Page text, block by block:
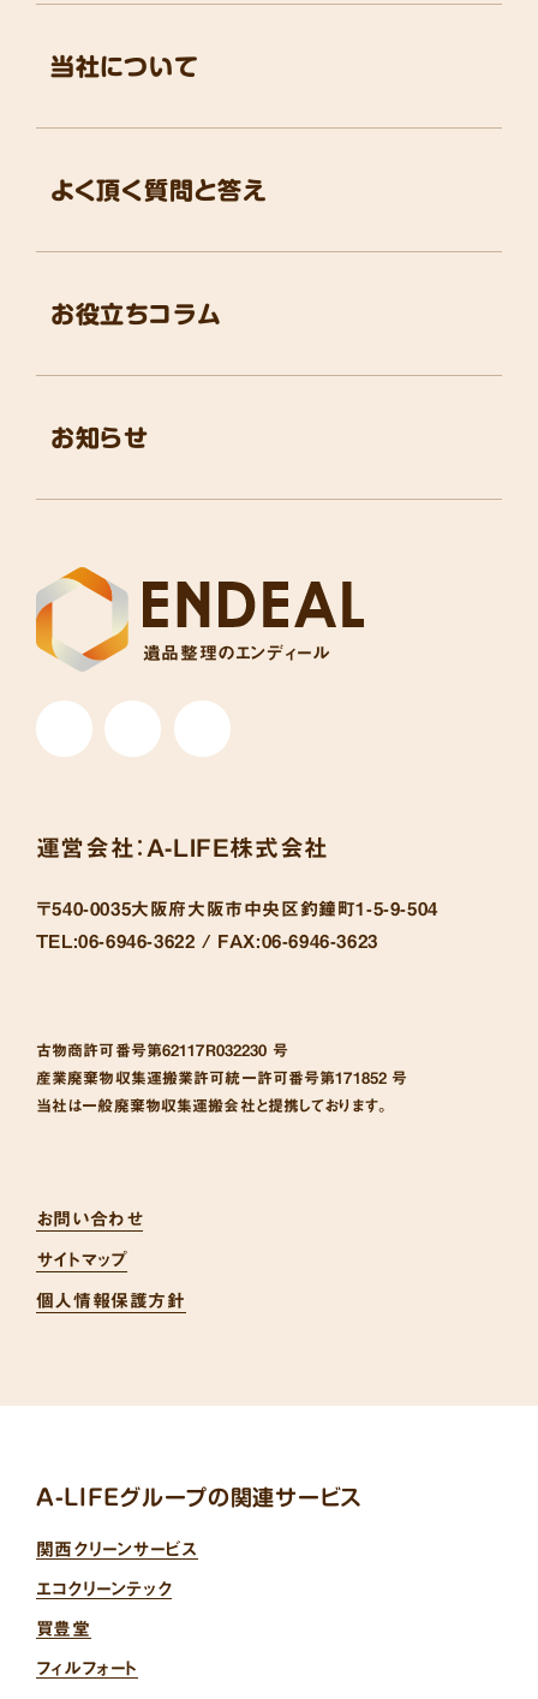
遺品整理のエンディール
お役立ちコラム
よく頂く質問と答え
お知らせ
当社について
運営会社： A-LIFE株式会社
〒540-0035大阪府大阪市中央区釣鐘町1-5-9-504
TEL:06-6946-3622 / FAX:06-6946-3623
古物商許可番号第62117R032230 号
産業廃棄物収集運搬業許可統一許可番号第171852 号
当社は一般廃棄物収集運搬会社と提携しております。
お問い合わせ
サイトマップ
個人情報保護方針
A-LIFEグループの関連サービス
関西クリーンサービス
エコクリーンテック
買豊堂
フィルフォート